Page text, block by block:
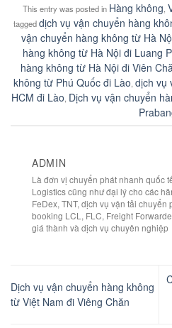
This entry was posted in Hàng không,
taggeddịch vụ vận chuyển hàng
vận chuyển hàng không từ Hà
hàng không từ Hà Nội đi Luang
hàng không từ Hà Nội đi Viên
không từ Phú Quốc đi Lào, dịch vụ
HCM đi Lào, Dịch vụ vận chuyển
ADMIN
Là đơn vị chuyển phát nhanh quốc
Logistics cũng như đại lý cho các
FeDex, TNT, dịch vụ vận tải
booking LCL, FLC, Freight
giá thành và dịch vụ chuyên nghiệp
Dịch vụ vận chuyển hàng không
từ Việt Nam đi Viêng Chăn